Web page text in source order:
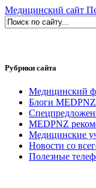
Медицинский сайт
Рубрики сайта
Медицинский
Блоги MEDPNZ
MEDPNZ
Медицинские
Новости со
Полезные